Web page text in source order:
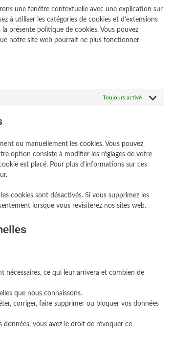
une fenêtre contextuelle avec une explication sur
à utiliser les catégories de cookies et d’extensions
présente politique de cookies. Vous pouvez
notre site web pourrait ne plus fonctionner
Toujours activé
ou manuellement les cookies. Vous pouvez
option consiste à modifier les réglages de votre
est placé. Pour plus d’informations sur ces
cookies sont désactivés. Si vous supprimez les
lorsque vous revisiterez nos sites web.
nécessaires, ce qui leur arrivera et combien de
que nous connaissons.
corriger, faire supprimer ou bloquer vos données
vous avez le droit de révoquer ce